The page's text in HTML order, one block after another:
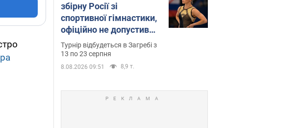
збірну Росії зі
спортивної гімнастики,
офіційно не допустивши
до чемпіонату Європи
основних спортсменів
Турнір відбудеться в Загребі з
13 по 23 серпня
8.08.2026 09:51 8,9 т.